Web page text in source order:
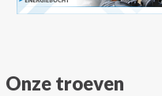
Onze troeven